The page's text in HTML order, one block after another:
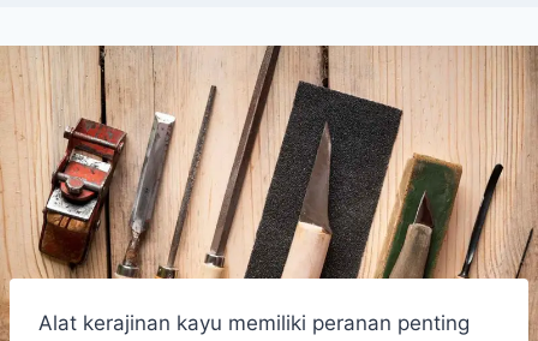
Alat kerajinan kayu memiliki peranan penting